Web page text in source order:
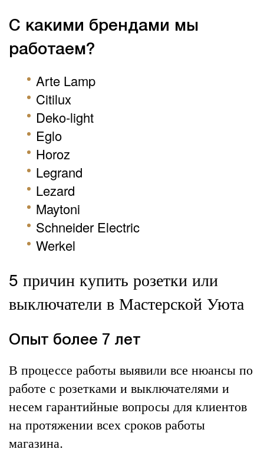
С какими брендами мы
работаем?
Arte Lamp
Citilux
Deko-light
Eglo
Horoz
Legrand
Lezard
Maytoni
Schneider Electric
Werkel
5 причин купить розетки или
выключатели в Мастерской Уюта
Опыт более 7 лет
В процессе работы выявили все нюансы по
работе с розетками и выключателями и
несем гарантийные вопросы для клиентов
на протяжении всех сроков работы
магазина.